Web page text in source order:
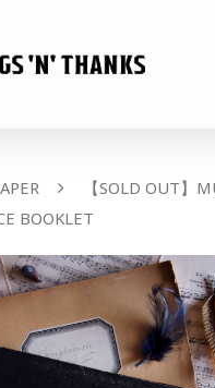
【SOLD OUT】
BOOKLET